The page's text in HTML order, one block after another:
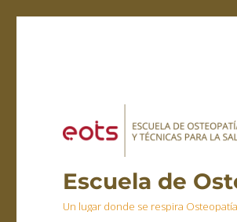
Escuela de
Un lugar donde se respira Osteopatía